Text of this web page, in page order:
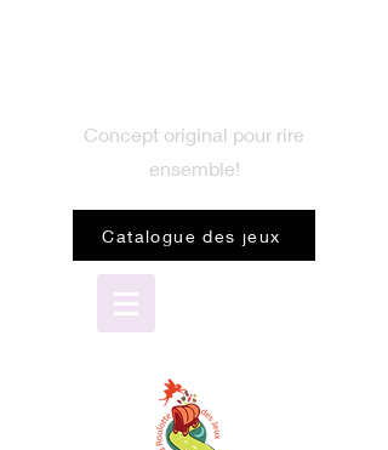
Concept original pour rire
ensemble!
Catalogue des jeux